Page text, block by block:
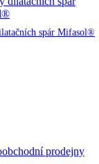
spár Mifasol®